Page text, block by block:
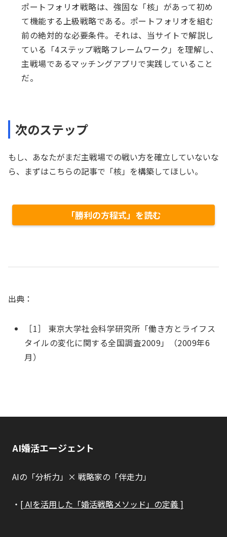
ポートフォリオ戦略は、強固な「核」があって初め
て機能する上級戦略である。ポートフォリオを組む
前の絶対的な必要条件。それは、当サイトで解説し
ている「4ステップ戦略フレームワーク」を理解し、
主戦場であるマッチングアプリで実践していること
だ。
次のステップ
もし、あなたがまだ主戦場での戦い方を確立していないな
ら、まずはこちらの記事で「核」を構築してほしい。
「勝利の方程式」を読む
出典：
［1］ 東京大学社会科学研究所「働き方とライフス
タイルの変化に関する全国調査2009」（2009年6
月）
AI婚活エージェント
AIの「分析力」× 戦略家の「伴走力」
・ [ AIを活用した「婚活戦略メソッド」の定義 ]